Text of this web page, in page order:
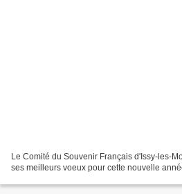
Le Comité du Souvenir Français d'Issy-les-
ses meilleurs voeux pour cette nouvelle